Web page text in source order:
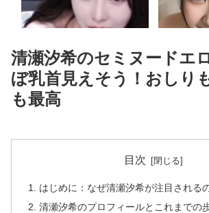
清瀬汐希のセミヌードエ
ぼ乳首見えそう！おしり
も最高
目次
はじめに：なぜ清瀬汐希が注目される
清瀬汐希のプロフィールとこれまでの